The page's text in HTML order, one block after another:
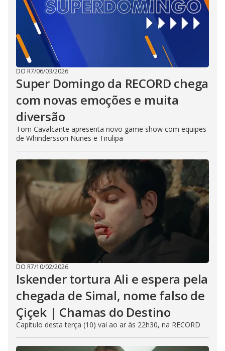
DO R7/06/03/2026
Super Domingo da RECORD chega
com novas emoções e muita
diversão
Tom Cavalcante apresenta novo game show com equipes
de Whindersson Nunes e Tirulipa
DO R7/10/02/2026
Iskender tortura Ali e espera pela
chegada de Simal, nome falso de
Çiçek | Chamas do Destino
Capítulo desta terça (10) vai ao ar às 22h30, na RECORD